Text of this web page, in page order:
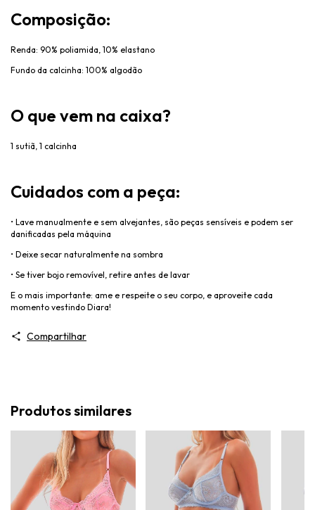
Composição:
Renda: 90% poliamida, 10% elastano
Fundo da calcinha: 100% algodão
O que vem na caixa?
1 sutiã, 1 calcinha
Cuidados com a peça:
• Lave manualmente e sem alvejantes, são peças sensíveis e podem ser
danificadas pela máquina
• Deixe secar naturalmente na sombra
• Se tiver bojo removível, retire antes de lavar
E o mais importante: ame e respeite o seu corpo, e aproveite cada
momento vestindo Diara!
Compartilhar
Produtos similares